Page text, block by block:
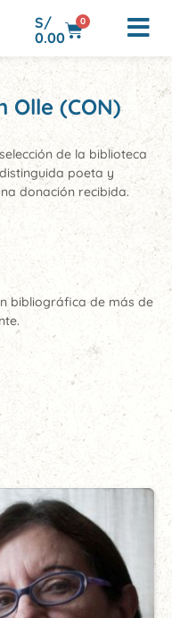
S/
0.00
0
Olle (CON)
de la biblioteca
poeta y
donación recibida.
bibliográfica de más de